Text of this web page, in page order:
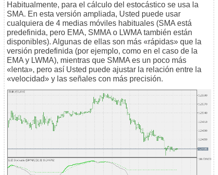
Habitualmente, para el cálculo del estocástico se usa la
SMA. En esta versión ampliada, Usted puede usar
cualquiera de 4 medias móviles habituales (SMA está
predefinida, pero EMA, SMMA o LWMA también están
disponibles). Algunas de ellas son más «rápidas» que la
versión predefinida (por ejemplo, como en el caso de la
EMA y LWMA), mientras que SMMA es un poco más
«lenta», pero así Usted puede ajustar la relación entre la
«velocidad» y las señales con más precisión.